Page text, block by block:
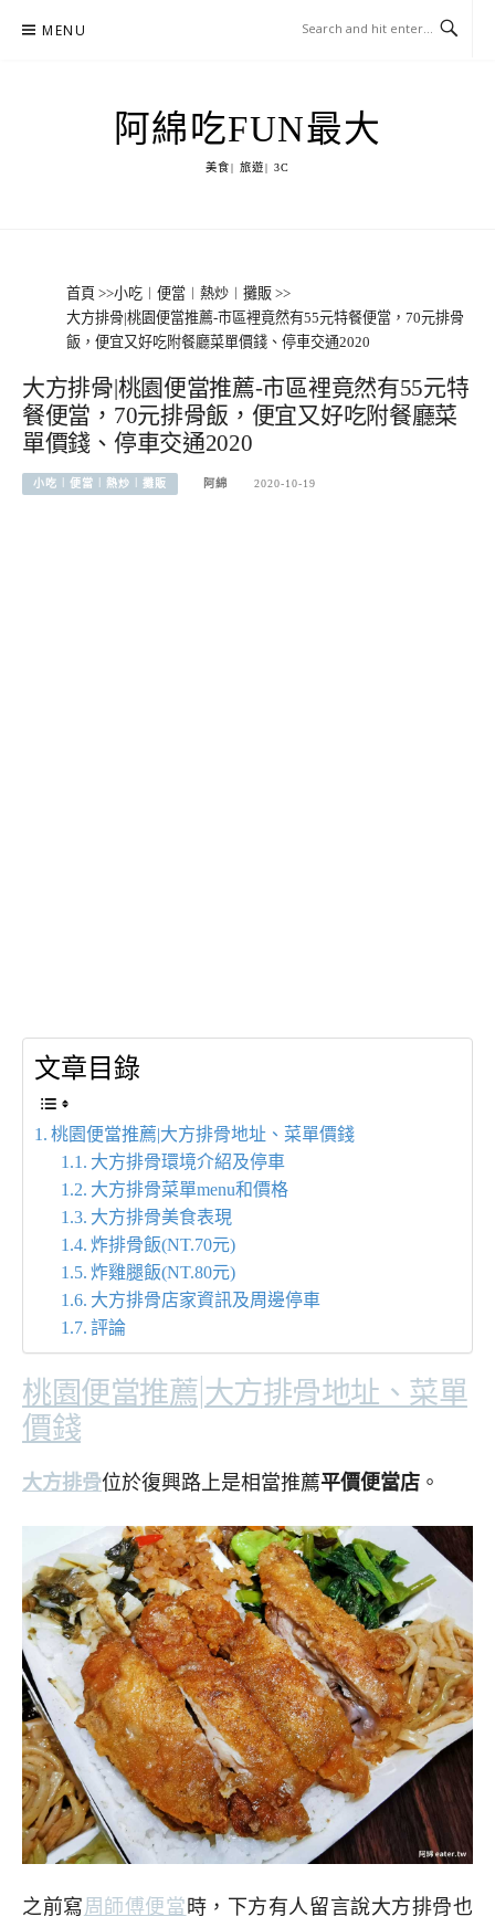
MENU
阿綿吃FUN最大
美食| 旅遊| 3C
首頁 >>小吃︱便當︱熱炒︱攤販 >>
大方排骨|桃園便當推薦-市區裡竟然有55元特餐便當，70元排骨
飯，便宜又好吃附餐廳菜單價錢、停車交通2020
大方排骨|桃園便當推薦-市區裡竟然有55元特
餐便當，70元排骨飯，便宜又好吃附餐廳菜
單價錢、停車交通2020
小吃︱便當︱熱炒︱攤販 阿綿 2020-10-19
文章目錄
桃園便當推薦|大方排骨地址、菜單價錢
大方排骨環境介紹及停車
大方排骨菜單menu和價格
大方排骨美食表現
炸排骨飯(NT.70元)
炸雞腿飯(NT.80元)
大方排骨店家資訊及周邊停車
評論
桃園便當推薦|大方排骨地址、菜單
價錢
大方排骨位於復興路上是相當推薦平價便當店 。
之前寫 周師傅便當 時，下方有人留言說大方排骨也